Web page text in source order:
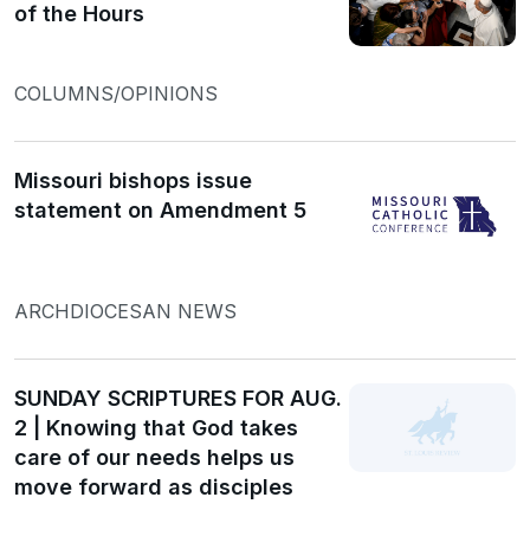
of the Hours
COLUMNS/OPINIONS
Missouri bishops issue
statement on Amendment 5
ARCHDIOCESAN NEWS
SUNDAY SCRIPTURES FOR AUG.
2 | Knowing that God takes
care of our needs helps us
move forward as disciples